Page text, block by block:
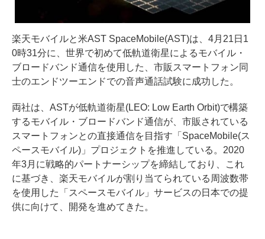
楽天モバイルと米AST SpaceMobile(AST)は、4月21日1
0時31分に、世界で初めて低軌道衛星によるモバイル・
ブロードバンド通信を使用した、市販スマートフォン同
士のエンドツーエンドでの音声通話試験に成功した。
両社は、ASTが低軌道衛星(LEO: Low Earth Orbit)で構築
するモバイル・ブロードバンド通信が、市販されている
スマートフォンとの直接通信を目指す「SpaceMobile(ス
ペースモバイル)」プロジェクトを推進している。2020
年3月に戦略的パートナーシップを締結しており、これ
に基づき、楽天モバイルが割り当てられている周波数帯
を使用した「スペースモバイル」サービスの日本での提
供に向けて、開発を進めてきた。